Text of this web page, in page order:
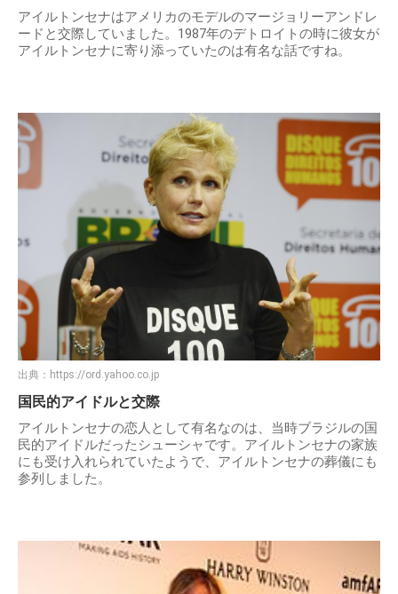
アイルトンセナはアメリカのモデルのマージョリーアンドレ
ードと交際していました。1987年のデトロイトの時に彼女が
アイルトンセナに寄り添っていたのは有名な話ですね。
出典： https://ord.yahoo.co.jp
国民的アイドルと交際
アイルトンセナの恋人として有名なのは、当時ブラジルの国
民的アイドルだったシューシャです。アイルトンセナの家族
にも受け入れられていたようで、アイルトンセナの葬儀にも
参列しました。